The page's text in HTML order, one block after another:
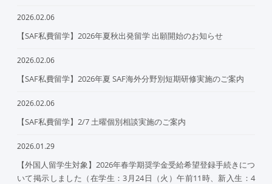
2026.02.06
【SAF私費留学】2026年夏秋出発留学 出願開始のお知らせ
2026.02.06
【SAF私費留学】2026年夏 SAF海外分野別短期研修実施のご案内
2026.02.06
【SAF私費留学】2/7 土曜個別相談実施のご案内
2026.01.29
【外国人留学生対象】2026年春学期奨学金受給希望登録手続きにつ
いて掲示しました（在学生：3月24日（火）午前11時、新入生：4